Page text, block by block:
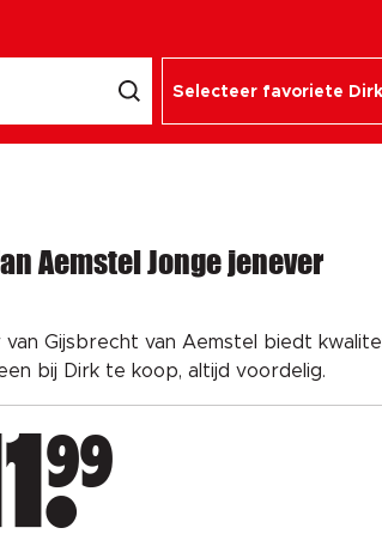
Selecteer favoriete Dirk
Aemstel Jonge jenever
van Gijsbrecht van Aemstel biedt
bij Dirk te koop, altijd voordelig.
99